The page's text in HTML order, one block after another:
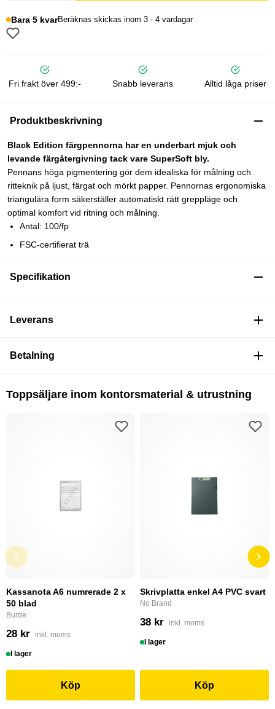
Bara 5 kvarBeräknas skickas inom 3 - 4 vardagar
Fri frakt över 499:- Snabb leverans Alltid låga priser
Produktbeskrivning
Black Edition färgpennorna har en underbart mjuk och
levande färgåtergivning tack vare SuperSoft bly.
Pennans höga pigmentering gör dem idealiska för målning och
ritteknik på ljust, färgat och mörkt papper. Pennornas ergonomiska
triangulära form säkerställer automatiskt rätt greppläge och
optimal komfort vid ritning och målning.
Antal: 100/fp
FSC-certifierat trä
Specifikation
Leverans
Betalning
Toppsäljare inom kontorsmaterial & utrustning
Kassanota A6 numrerade 2 x
50 blad
Burde
28 kr inkl. moms
I lager
Köp
Skrivplatta enkel A4 PVC svart
No Brand
38 kr inkl. moms
I lager
Köp